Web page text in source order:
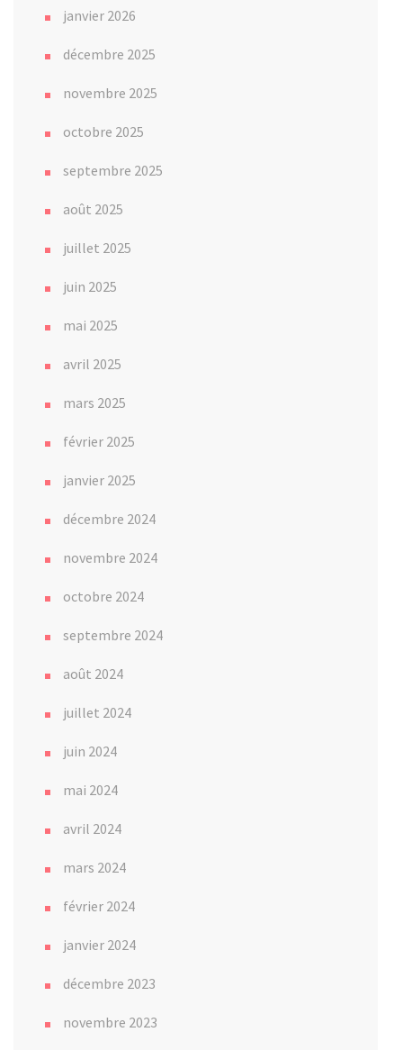
janvier 2026
décembre 2025
novembre 2025
octobre 2025
septembre 2025
août 2025
juillet 2025
juin 2025
mai 2025
avril 2025
mars 2025
février 2025
janvier 2025
décembre 2024
novembre 2024
octobre 2024
septembre 2024
août 2024
juillet 2024
juin 2024
mai 2024
avril 2024
mars 2024
février 2024
janvier 2024
décembre 2023
novembre 2023